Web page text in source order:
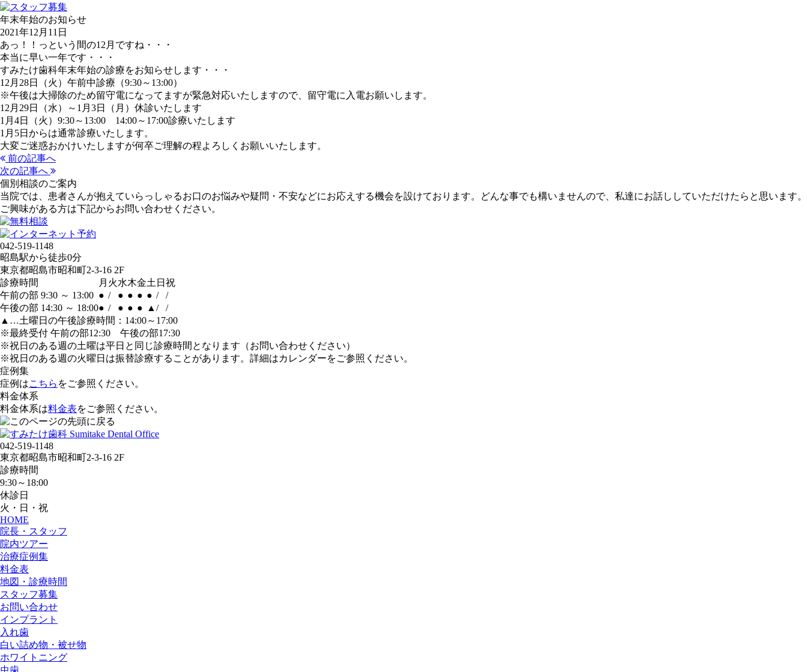
年末年始のお知らせ
2021年12月11日
あっ！！っという間の12月ですね・・・
本当に早い一年です・・・
すみたけ歯科年末年始の診療をお知らせします・・・
12月28日（火）午前中診療（9:30～13:00）
※午後は大掃除のため留守電になってますが緊急対応いたしますので、留守電に入電お願いします。
12月29日（水）～1月3日（月）休診いたします
1月4日（火）9:30～13:00 14:00～17:00診療いたします
1月5日からは通常診療いたします。
大変ご迷惑おかけいたしますが何卒ご理解の程よろしくお願いいたします。
前の記事へ
次の記事へ
個別相談のご案内
当院では、患者さんが抱えていらっしゃるお口のお悩みや疑問・不安などにお応えする機会を設けております。どんな事でも構いませんので、私達にお話ししていただけたらと思います。
ご興味がある方は下記からお問い合わせください。
042-519-1148
昭島駅から徒歩0分
東京都昭島市昭和町2-3-16 2F
診療時間
月 火水木金土 日 祝
午前の部 9:30 ～ 13:00 ● / ● ● ● ● /
/
午後の部 14:30 ～ 18:00● / ● ● ● ▲ /
/
▲…土曜日の午後診療時間：14:00～17:00
※最終受付 午前の部12:30 午後の部17:30
※祝日のある週の土曜は平日と同じ診療時間となります（お問い合わせください）
※祝日のある週の火曜日は振替診療することがあります。詳細はカレンダーをご参照ください。
症例集
症例はこちら をご参照ください。
料金体系
料金体系は料金表をご参照ください。
042-519-1148
東京都昭島市昭和町2-3-16 2F
診療時間
9:30～18:00
休診日
火・日・祝
HOME
院長・スタッフ
院内ツアー
治療症例集
料金表
地図・診療時間
スタッフ募集
お問い合わせ
インプラント
入れ歯
白い詰め物・被せ物
ホワイトニング
虫歯